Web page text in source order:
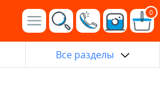
0
Все разделы